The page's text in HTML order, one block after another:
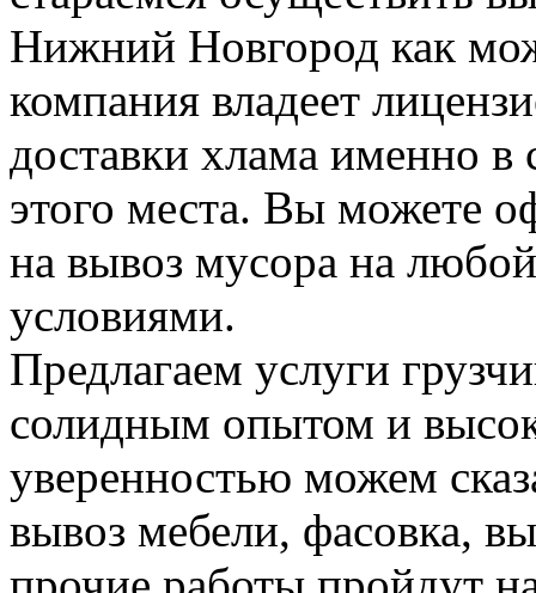
Нижний Новгород как
компания владеет
доставки хлама именно в
этого места. Вы можете
на вывоз мусора на
условиями.
Предлагаем услуги
солидным опытом и
уверенностью можем
вывоз мебели, фасовка,